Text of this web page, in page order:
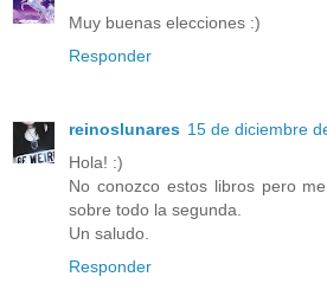
Muy buenas elecciones :)
Responder
reinoslunares 15 de diciembre
Hola! :)
No conozco estos libros pero
sobre todo la segunda.
Un saludo.
Responder